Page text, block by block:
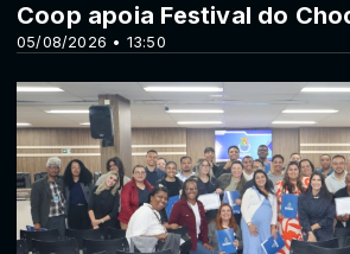
05/08/2026 • 13:50
Coop apoia Festival do